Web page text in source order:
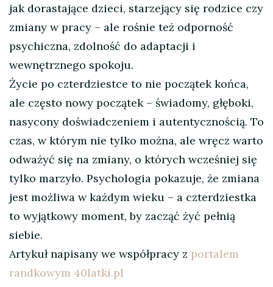
jak dorastające dzieci, starzejący się rodzice czy
zmiany w pracy – ale rośnie też odporność
psychiczna, zdolność do adaptacji i
wewnętrznego spokoju.
Życie po czterdziestce to nie początek końca,
ale często nowy początek – świadomy, głęboki,
nasycony doświadczeniem i autentycznością. To
czas, w którym nie tylko można, ale wręcz warto
odważyć się na zmiany, o których wcześniej się
tylko marzyło. Psychologia pokazuje, że zmiana
jest możliwa w każdym wieku – a czterdziestka
to wyjątkowy moment, by zacząć żyć pełnią
siebie.
Artykuł napisany we współpracy z portalem
randkowym 40latki.pl